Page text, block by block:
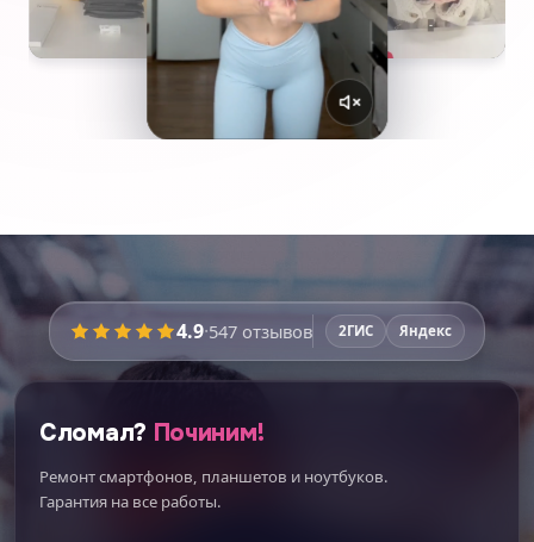
4.9·547 отзывов 2ГИС Яндекс
Сломал? Починим!
Ремонт смартфонов, планшетов и ноутбуков.
Гарантия на все работы.